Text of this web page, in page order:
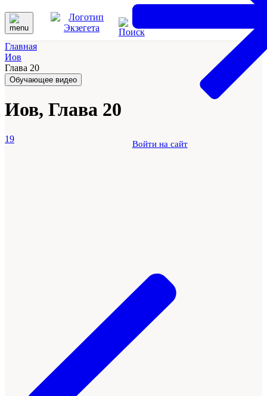
Войти на сайт
Главная
Иов
Глава 20
Обучающее видео
Иов, Глава 20
19